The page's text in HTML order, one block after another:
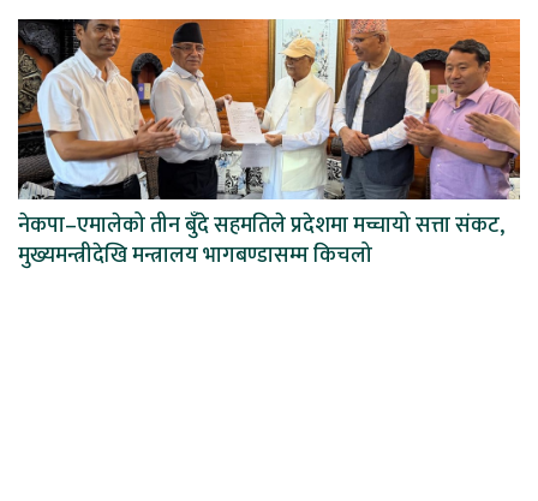
नेकपा–एमालेको तीन बुँदे सहमतिले प्रदेशमा मच्चायो सत्ता संकट,
मुख्यमन्त्रीदेखि मन्त्रालय भागबण्डासम्म किचलो